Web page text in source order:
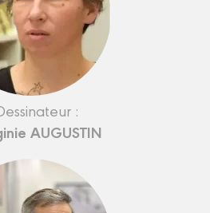
:
AUGUSTIN